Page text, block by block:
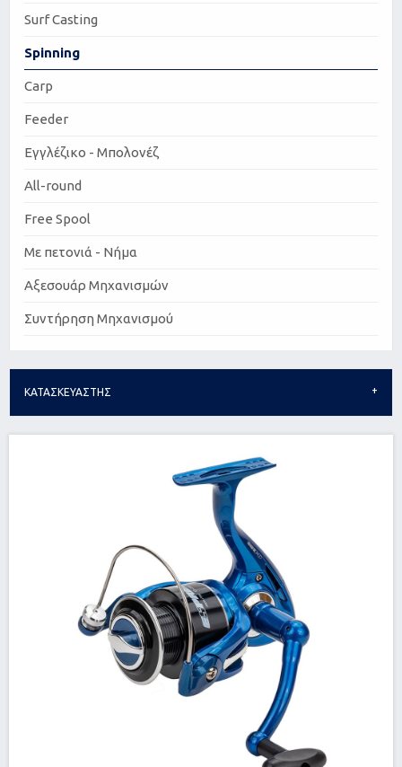
Surf Casting
Spinning
Carp
Feeder
Εγγλέζικο - Μπολονέζ
All-round
Free Spool
Με πετονιά - Νήμα
Αξεσουάρ Μηχανισμών
Συντήρηση Μηχανισμού
ΚΑΤΑΣΚΕΥΑΣΤΗΣ